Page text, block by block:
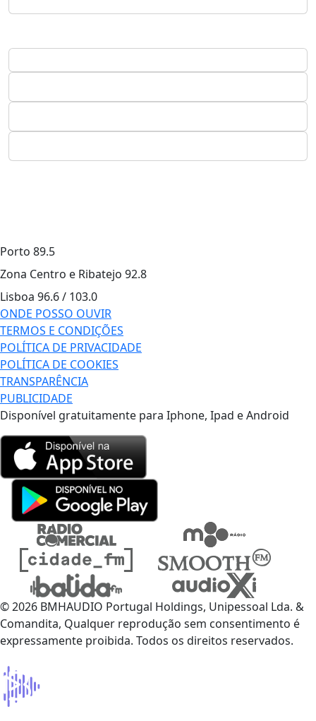
Porto 89.5
Zona Centro e Ribatejo 92.8
Lisboa 96.6 / 103.0
ONDE POSSO OUVIR
TERMOS E CONDIÇÕES
POLÍTICA DE PRIVACIDADE
POLÍTICA DE COOKIES
TRANSPARÊNCIA
PUBLICIDADE
Disponível gratuitamente para Iphone, Ipad e Android
© 2026 BMHAUDIO Portugal Holdings, Unipessoal Lda. &
Comandita, Qualquer reprodução sem consentimento é
expressamente proibida. Todos os direitos reservados.